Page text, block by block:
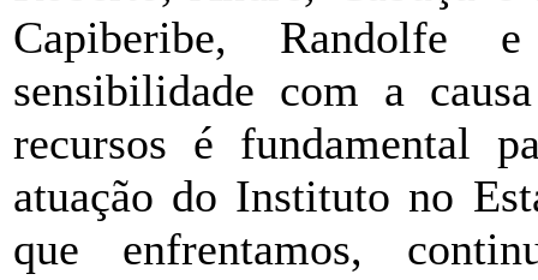
Capiberibe, Randolfe
sensibilidade com a
recursos é fundamental
atuação do Instituto no
que enfrentamos,